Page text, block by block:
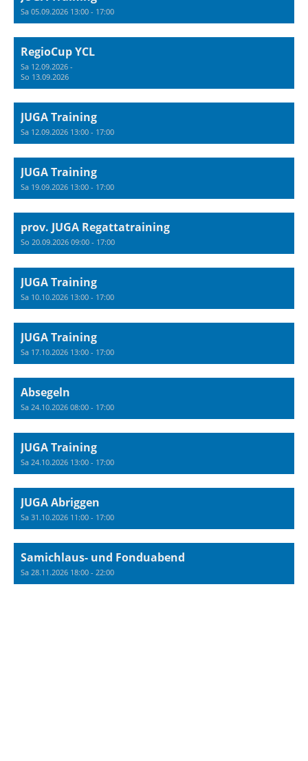
Sa 05.09.2026 13:00 - 17:00
RegioCup YCL
Sa 12.09.2026 -
So 13.09.2026
JUGA Training
Sa 12.09.2026 13:00 - 17:00
JUGA Training
Sa 19.09.2026 13:00 - 17:00
prov. JUGA Regattatraining
So 20.09.2026 09:00 - 17:00
JUGA Training
Sa 10.10.2026 13:00 - 17:00
JUGA Training
Sa 17.10.2026 13:00 - 17:00
Absegeln
Sa 24.10.2026 08:00 - 17:00
JUGA Training
Sa 24.10.2026 13:00 - 17:00
JUGA Abriggen
Sa 31.10.2026 11:00 - 17:00
Samichlaus- und Fonduabend
Sa 28.11.2026 18:00 - 22:00